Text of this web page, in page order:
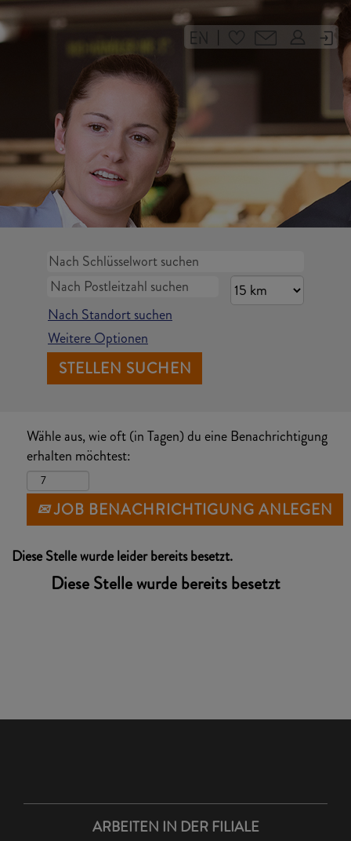
|
Nach Standort suchen
Weitere Optionen
Wähle aus, wie oft (in Tagen) du eine Benachrichtigung
erhalten möchtest:
JOB BENACHRICHTIGUNG ANLEGEN
Diese Stelle wurde leider bereits besetzt.
Diese Stelle wurde bereits besetzt
ARBEITEN IN DER FILIALE